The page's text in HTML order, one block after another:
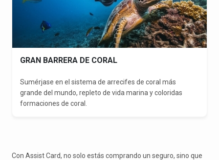
GRAN BARRERA DE CORAL
Sumérjase en el sistema de arrecifes de coral más
grande del mundo, repleto de vida marina y coloridas
formaciones de coral.
Con Assist Card, no solo estás comprando un seguro, sino que